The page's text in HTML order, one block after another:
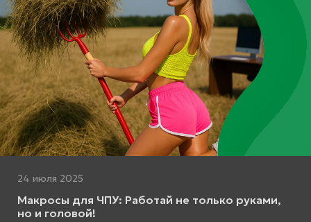
24 июля 2025
Макросы для ЧПУ: Работай не только руками,
но и головой!